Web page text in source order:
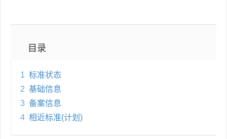
目录
1 标准状态
2 基础信息
3 备案信息
4 相近标准(计划)